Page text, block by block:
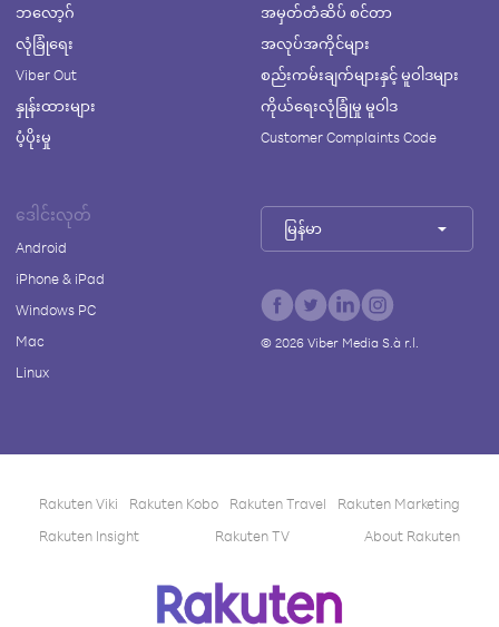
ဘလော့ဂ်
လုံခြုံရေး
Viber Out
နှုန်းထားများ
ပံ့ပိုးမှု
အမှတ်တံဆိပ် စင်တာ
အလုပ်အကိုင်များ
စည်းကမ်းချက်များနှင့် မူဝါဒများ
ကိုယ်ရေးလုံခြုံမှု မူဝါဒ
Customer Complaints Code
ဒေါင်းလုတ်
Android
iPhone & iPad
Windows PC
Mac
Linux
မြန်မာ
© 2026Viber Media S.à r.l.
Rakuten Viki Rakuten Kobo Rakuten Travel
Rakuten Marketing
Rakuten Insight
Rakuten TV About Rakuten